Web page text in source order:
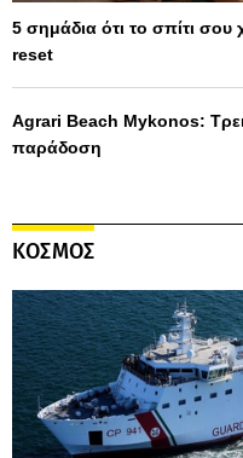
5 σημάδια ότι το σπίτι σου
reset
Agrari Beach Mykonos:
παράδοση
ΚΟΣΜΟΣ